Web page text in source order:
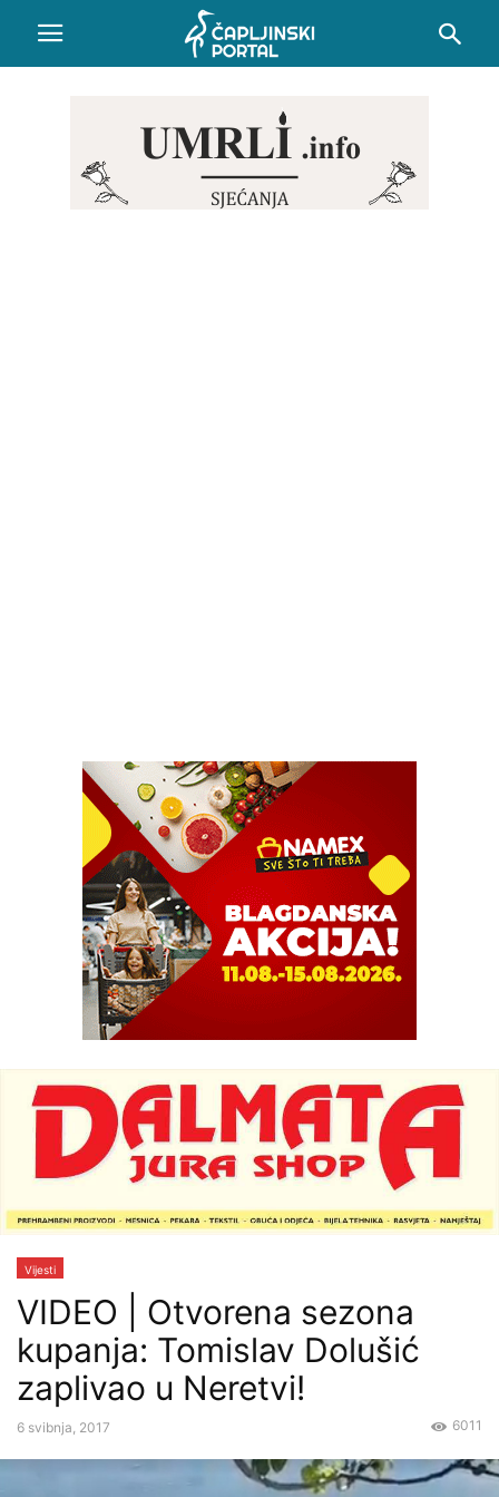
Vijesti
VIDEO | Otvorena sezona
kupanja: Tomislav Dolušić
zaplivao u Neretvi!
6 svibnja, 2017 6011